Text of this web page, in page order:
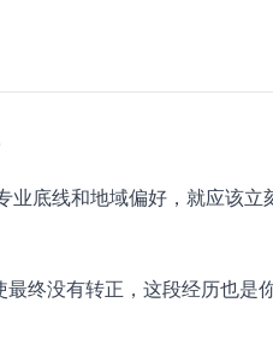
业底线和地域偏好，就应该立
终没有转正，这段经历也是